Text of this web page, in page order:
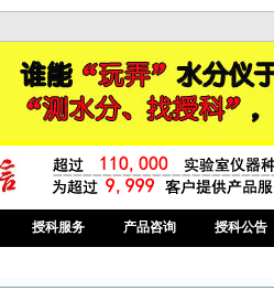
授科服务 产品咨询 授科公告